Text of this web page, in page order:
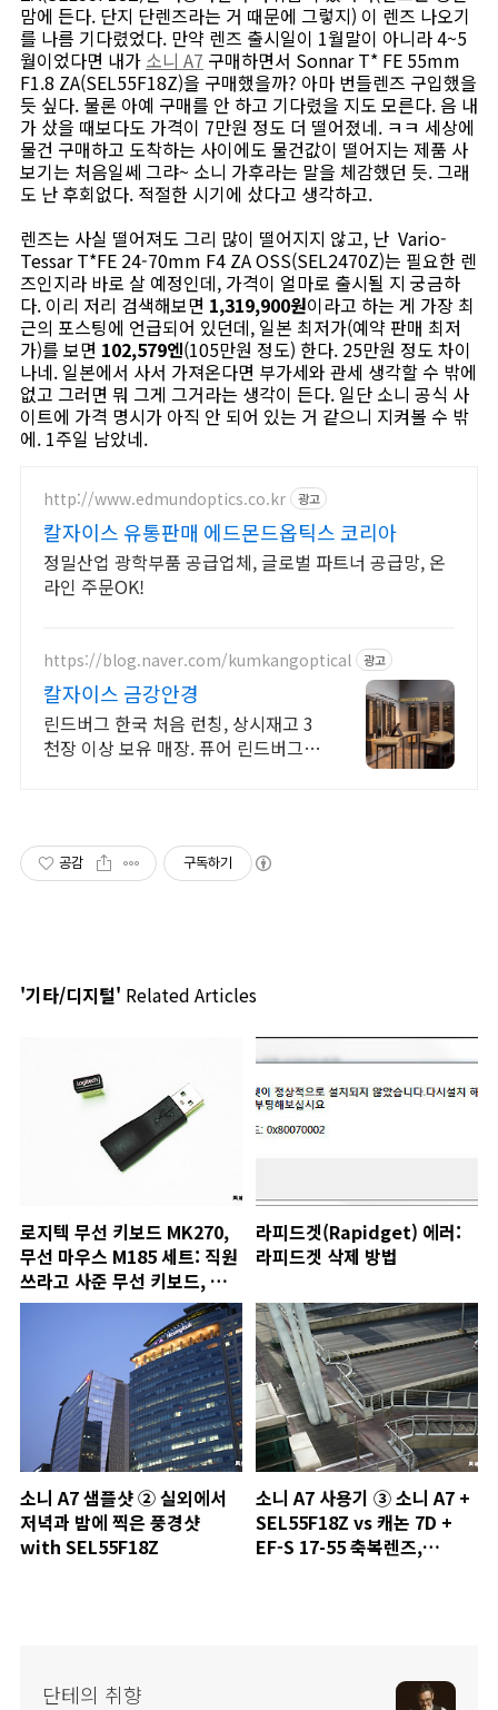
맘에 든다. 단지 단렌즈라는 거 때문에 그렇지) 이 렌즈 나오기
를 나름 기다렸었다. 만약 렌즈 출시일이 1월말이 아니라 4~5
월이었다면 내가 소니 A7 구매하면서 Sonnar T* FE 55mm
F1.8 ZA(SEL55F18Z)을 구매했을까? 아마 번들렌즈 구입했을
듯 싶다. 물론 아예 구매를 안 하고 기다렸을 지도 모른다. 음 내
가 샀을 때보다도 가격이 7만원 정도 더 떨어졌네. ㅋㅋ 세상에
물건 구매하고 도착하는 사이에도 물건값이 떨어지는 제품 사
보기는 처음일쎄 그랴~ 소니 가후라는 말을 체감했던 듯. 그래
도 난 후회없다. 적절한 시기에 샀다고 생각하고.
렌즈는 사실 떨어져도 그리 많이 떨어지지 않고, 난 Vario-
Tessar T*FE 24-70mm F4 ZA OSS(SEL2470Z)는 필요한 렌
즈인지라 바로 살 예정인데, 가격이 얼마로 출시될 지 궁금하
다. 이리 저리 검색해보면 1,319,900원이라고 하는 게 가장 최
근의 포스팅에 언급되어 있던데, 일본 최저가(예약 판매 최저
가)를 보면 102,579엔(105만원 정도) 한다. 25만원 정도 차이
나네. 일본에서 사서 가져온다면 부가세와 관세 생각할 수 밖에
없고 그러면 뭐 그게 그거라는 생각이 든다. 일단 소니 공식 사
이트에 가격 명시가 아직 안 되어 있는 거 같으니 지켜볼 수 밖
에. 1주일 남았네.
http://www.edmundoptics.co.kr 광고
칼자이스 유통판매 에드몬드옵틱스 코리아
정밀산업 광학부품 공급업체, 글로벌 파트너 공급망, 온
라인 주문OK!
https://blog.naver.com/kumkangoptical 광고
칼자이스 금강안경
린드버그 한국 처음 런칭, 상시재고 3
천장 이상 보유 매장. 퓨어 린드버그샵
공감 구독하기
'기타/디지털' Related Articles
로지텍 무선 키보드 MK270,
무선 마우스 M185 세트: 직원
쓰라고 사준 무선 키보드, 마
우스
라피드겟(Rapidget) 에러:
라피드겟 삭제 방법
소니 A7 샘플샷 ② 실외에서
저녁과 밤에 찍은 풍경샷
with SEL55F18Z
소니 A7 사용기 ③ 소니 A7 +
SEL55F18Z vs 캐논 7D +
EF-S 17-55 축복렌즈,
단테의 취향